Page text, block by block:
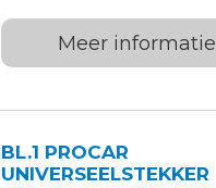
Meer informatie
BL.1 PROCAR
UNIVERSEELSTEKKER